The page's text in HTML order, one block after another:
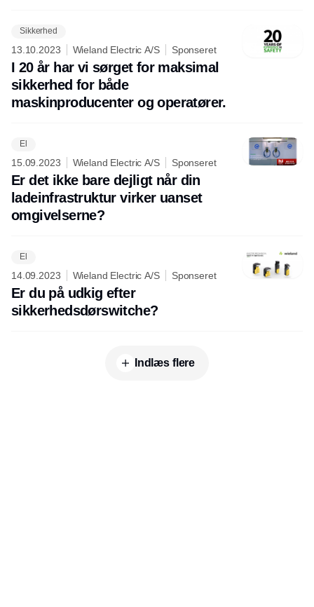
Sikkerhed
13.10.2023 Wieland Electric A/S Sponseret
I 20 år har vi sørget for maksimal
sikkerhed for både
maskinproducenter og operatører.
El
15.09.2023 Wieland Electric A/S Sponseret
Er det ikke bare dejligt når din
ladeinfrastruktur virker uanset
omgivelserne?
El
14.09.2023 Wieland Electric A/S Sponseret
Er du på udkig efter
sikkerhedsdørswitche?
Indlæs flere